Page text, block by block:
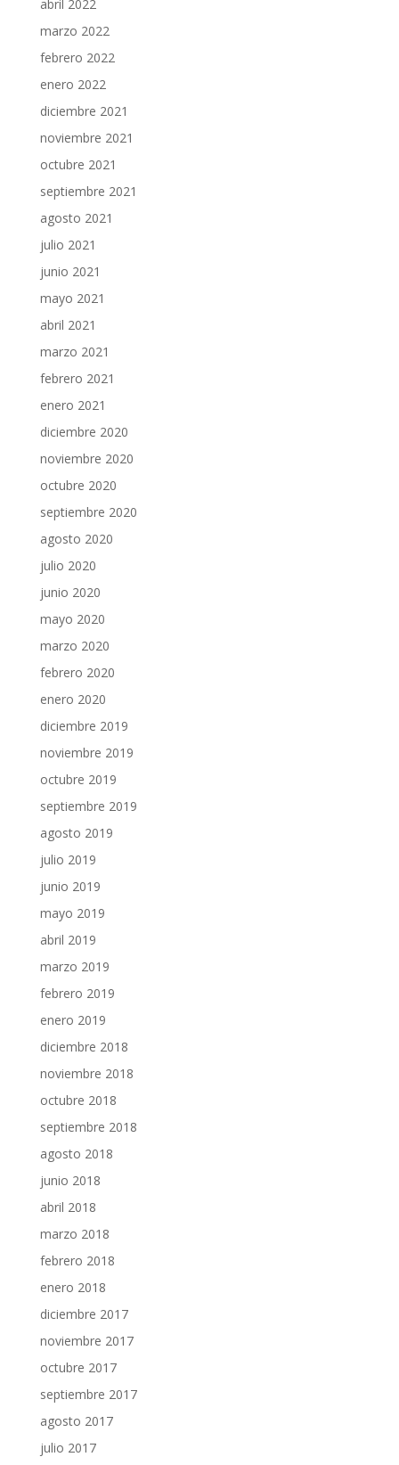
abril 2022
marzo 2022
febrero 2022
enero 2022
diciembre 2021
noviembre 2021
octubre 2021
septiembre 2021
agosto 2021
julio 2021
junio 2021
mayo 2021
abril 2021
marzo 2021
febrero 2021
enero 2021
diciembre 2020
noviembre 2020
octubre 2020
septiembre 2020
agosto 2020
julio 2020
junio 2020
mayo 2020
marzo 2020
febrero 2020
enero 2020
diciembre 2019
noviembre 2019
octubre 2019
septiembre 2019
agosto 2019
julio 2019
junio 2019
mayo 2019
abril 2019
marzo 2019
febrero 2019
enero 2019
diciembre 2018
noviembre 2018
octubre 2018
septiembre 2018
agosto 2018
junio 2018
abril 2018
marzo 2018
febrero 2018
enero 2018
diciembre 2017
noviembre 2017
octubre 2017
septiembre 2017
agosto 2017
julio 2017